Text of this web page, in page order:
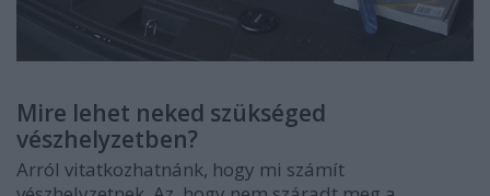
Mire lehet neked szükséged
vészhelyzetben?
Arról vitatkozhatnánk, hogy mi számít